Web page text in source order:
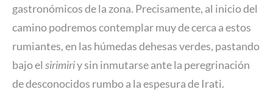
gastronómicos de la zona. Precisamente, al inicio del
camino podremos contemplar muy de cerca a estos
rumiantes, en las húmedas dehesas verdes, pastando
bajo el sirimiriy sin inmutarse ante la peregrinación
de desconocidos rumbo a la espesura de Irati.